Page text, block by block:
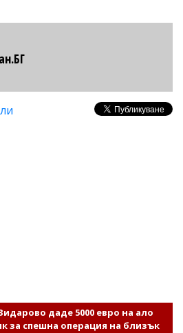
даде 5000 евро на ало
за спешна операция на близък